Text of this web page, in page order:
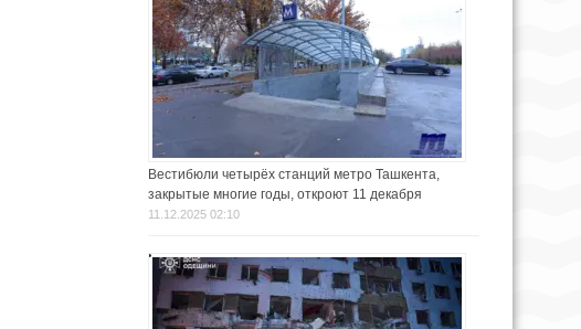
Вестибюли четырёх станций метро Ташкента,
закрытые многие годы, откроют 11 декабря
11.12.2025 02:10